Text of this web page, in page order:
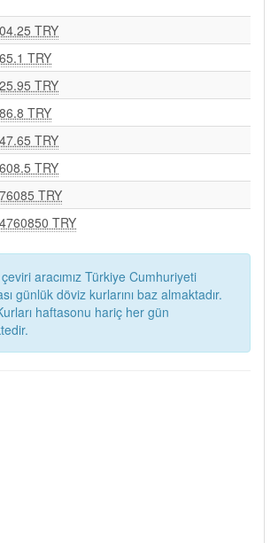
TRY
TRY
TRY
TRY
TRY
TRY
TRY
TRY
aracımız Türkiye Cumhuriyeti
günlük döviz kurlarını baz almaktadır.
haftasonu hariç her gün